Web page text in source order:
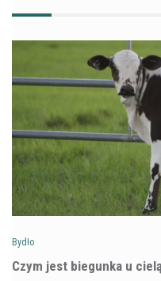
Bydło
Czym jest biegunka u